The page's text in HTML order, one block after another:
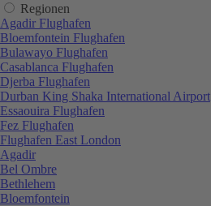
Regionen
Agadir Flughafen
Bloemfontein Flughafen
Bulawayo Flughafen
Casablanca Flughafen
Djerba Flughafen
Durban King Shaka International Airport
Essaouira Flughafen
Fez Flughafen
Flughafen East London
Agadir
Bel Ombre
Bethlehem
Bloemfontein